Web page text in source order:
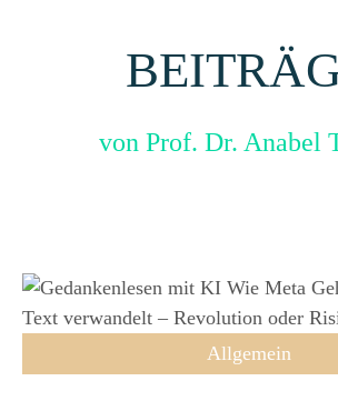
von Prof. Dr. Anabel
Allgemein